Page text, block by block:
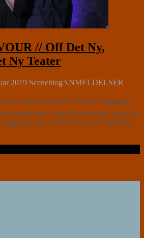
// Off Det Ny,
Ny Teater
2019 SceneblogANMELDELSER
en simpel havnetøs” Kirsten Siggaards
sammen med Edith Piafs tekster, og det er
Siggaard prøver kræfter med de ikoniske